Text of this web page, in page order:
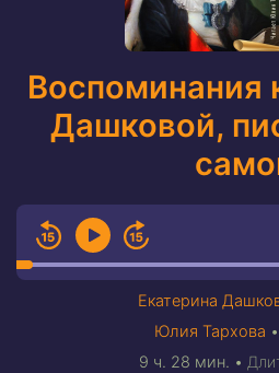
Воспоминания
Дашковой,
Екатерина
Юлия Тархова •
9 ч. 28 мин. •